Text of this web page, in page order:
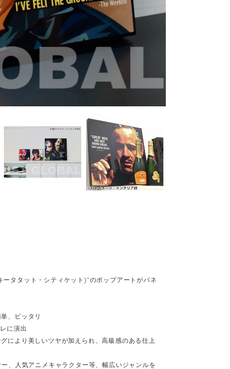
タタット・シティケット)”のポップアートがパネ
、ピッタリ
に演出
により美しいツヤが加えられ、高級感のある仕上
、人気アニメキャラクター等、幅広いジャンルを